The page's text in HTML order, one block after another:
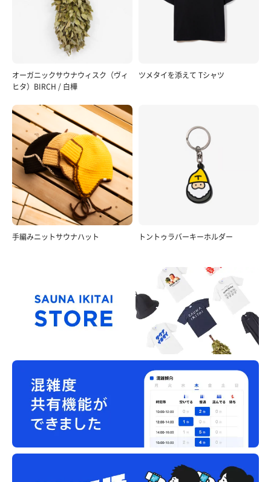
オーガニックサウナウィスク（ヴィ
ヒタ）BIRCH / 白樺
ツメタイを添えて Tシャツ
手編みニットサウナハット トントゥラバーキーホルダー